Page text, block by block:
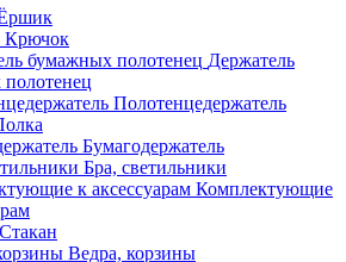
Крючок
Держатель
Полотенцедержатель
Бумагодержатель
Бра, светильники
Комплектующие
Стакан
Ведра, корзины